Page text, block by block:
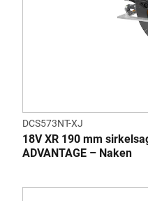
DCS573NT-XJ
18V XR 190 mm
ADVANTAGE – Naken